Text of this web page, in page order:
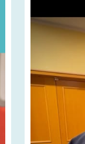
👏 Ehrenamt
Die Stadt
Engagement
Dr. Karen
Engagement
Antje Mielke
Krippenspiels
Manuela